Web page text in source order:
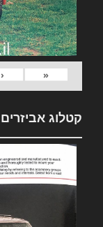
«
‹
קטלוג אביזרים Jeep 1986